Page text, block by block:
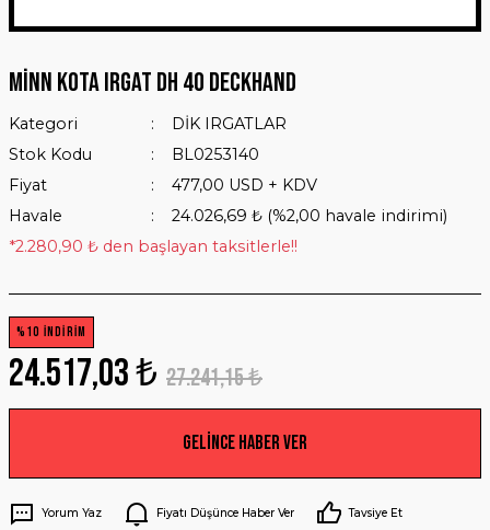
Minn Kota Irgat DH 40 Deckhand
Kategori
DİK IRGATLAR
Stok Kodu
BL0253140
Fiyat
477,00 USD + KDV
Havale
24.026,69 ₺ (%2,00 havale indirimi)
*2.280,90 ₺ den başlayan taksitlerle!!
%10 İNDİRİM
24.517,03 ₺ 27.241,15 ₺
Gelince Haber Ver
Yorum Yaz Fiyatı Düşünce Haber Ver Tavsiye Et